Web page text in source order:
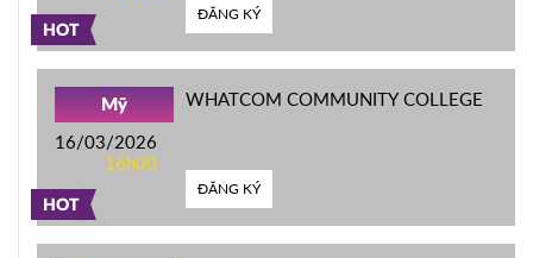
HOT
ĐĂNG KÝ
HOT
Mỹ
16/03/2026
16h00
WHATCOM COMMUNITY COLLEGE
ĐĂNG KÝ